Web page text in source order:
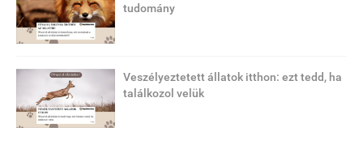
tudomány
Veszélyeztetett állatok itthon: ezt tedd, ha
találkozol velük